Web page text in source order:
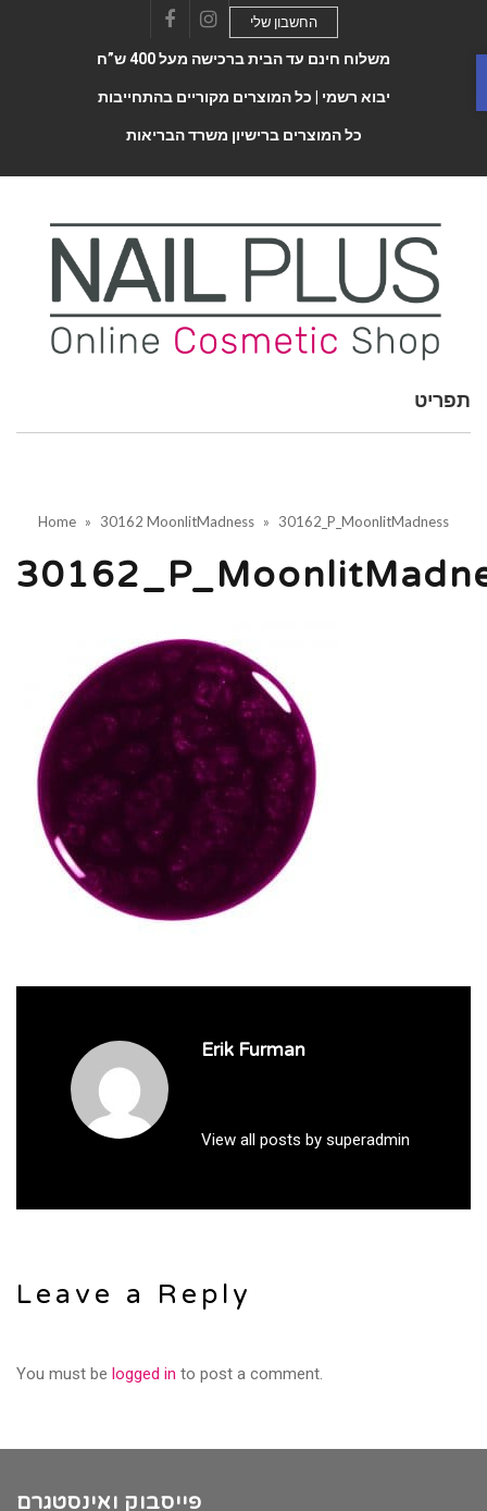
FacebookInstagram
החשבון שלי
משלוח חינם עד הבית ברכישה מעל 400 ש”ח
יבוא רשמי | כל המוצרים מקוריים בהתחייבות
כל המוצרים ברישיון משרד הבריאות
Toggle
תפריט
Home » 30162 MoonlitMadness » 30162_P_MoonlitMadness
Erik Furman
View all posts by superadmin
Leave a Reply
You must be logged in to post a comment.
פייסבוק ואינסטגרם